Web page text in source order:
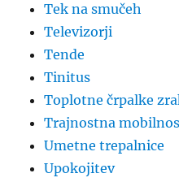
Tek na smučeh
Televizorji
Tende
Tinitus
Toplotne črpalke
Trajnostna
Umetne trepalnice
Upokojitev